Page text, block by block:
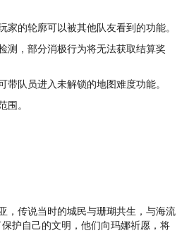
家的轮廓可以被其他队友看到的功能。
测，部分消极行为将无法获取结算奖
带队员进入未解锁的地图难度功能。
围。
，传说当时的城民与珊瑚共生，与海流
护自己的文明，他们向玛娜祈愿，将